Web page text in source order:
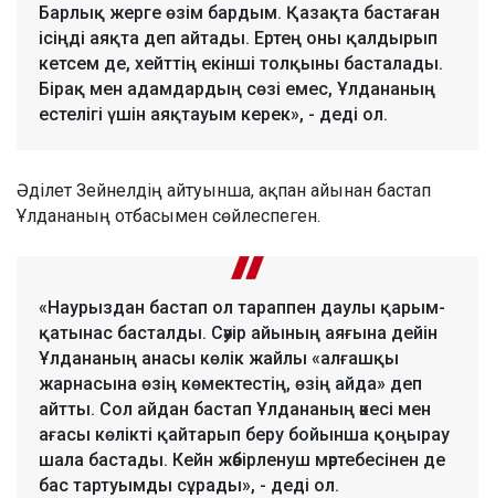
Барлық жерге өзім бардым. Қазақта бастаған
ісіңді аяқта деп айтады. Ертең оны қалдырып
кетсем де, хейттің екінші толқыны басталады.
Бірақ мен адамдардың сөзі емес, Ұлдананың
естелігі үшін аяқтауым керек», - деді ол.
Әділет Зейнелдің айтуынша, ақпан айынан бастап
Ұлдананың отбасымен сөйлеспеген.
«Наурыздан бастап ол тараппен даулы қарым-
қатынас басталды. Сәуір айының аяғына дейін
Ұлдананың анасы көлік жайлы «алғашқы
жарнасына өзің көмектестің, өзің айда» деп
айтты. Сол айдан бастап Ұлдананың әкесі мен
ағасы көлікті қайтарып беру бойынша қоңырау
шала бастады. Кейн жәбірленуш мәртебесінен де
бас тартуымды сұрады», - деді ол.